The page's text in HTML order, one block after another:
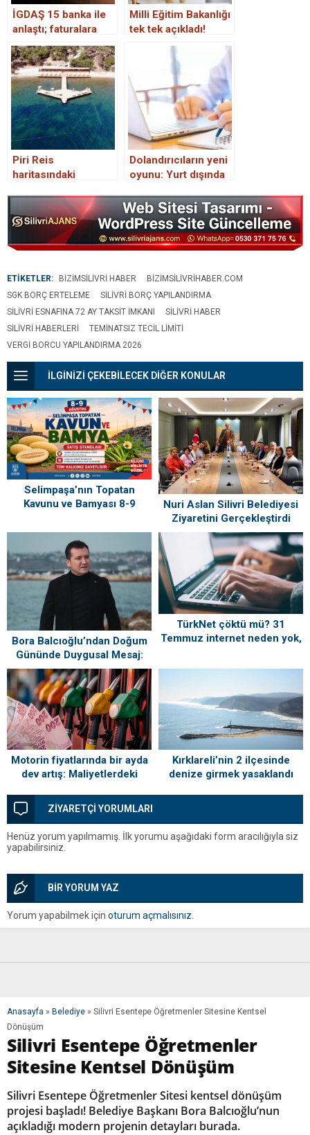
İGDAŞ 15 banka ile
anlaştı; faturalara
taksit imkanı
Milli Eğitim Bakanlığı
tek tek açıkladı!
İlkokul ve
ortaokullarda
sınavlar nasıl olacak
farklı şehir imkanı
Piri Reis
haritasındaki
Parkı’nda tatil imkanı
Dolandırıcıların yeni
oyunu: Yurt dışında
ETİKETLER: BIZIMSILIVRI HABER
BIZIMSILIVRIHABER.COM
SGK BORÇ ERTELEME
SILIVRI BORÇ YAPILANDIRMA
SILIVRI ESNAFINA 72 AY TAKSIT IMKANI
SILIVRI HABER
SILIVRI HABERLERI
TEMINATSIZ TECIL LIMITI
VERGI BORCU YAPILANDIRMA 2026
İLGİNİZİ ÇEKEBİLECEK DİĞER KONULAR
Selimpaşa’nın Topatan
Kavunu ve Bamyası 8-9
Buluşuyor
Nuri Aslan Silivri Belediyesi
Ziyaretini Gerçekleştirdi
Bora Balcıoğlu’ndan Doğum
Gününde Duygusal Mesaj:
“Silivri’mi Çok Özlüyorum”
TürkNet çöktü mü? 31
Temmuz internet neden yok,
Motorin fiyatlarında bir ayda
dev artış: Maliyetlerdeki
Kırklareli’nin 2 ilçesinde
denize girmek yasaklandı
ZİYARETÇİ YORUMLARI
Henüz yorum yapılmamış. İlk yorumu aşağıdaki form aracılığıyla siz
yapabilirsiniz.
BİR YORUM YAZ
Yorum yapabilmek için oturum açmalısınız.
Anasayfa » Belediye » Silivri Esentepe Öğretmenler Sitesine Kentsel
Dönüşüm
Silivri Esentepe Öğretmenler
Sitesine Kentsel Dönüşüm
Silivri Esentepe Öğretmenler Sitesi kentsel dönüşüm
projesi başladı! Belediye Başkanı Bora Balcıoğlu’nun
açıkladığı modern projenin detayları burada.